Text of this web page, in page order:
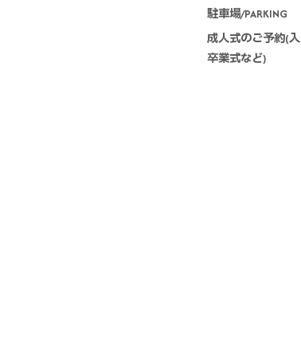
駐車場/PARKING
成人式のご予約(入
卒業式など)